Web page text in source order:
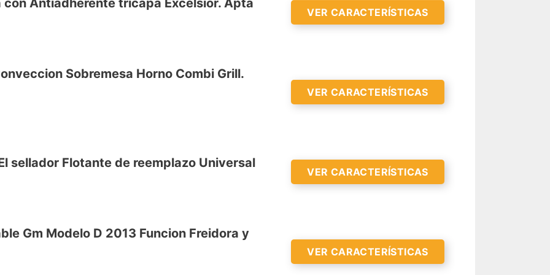
los tejidos grasos y permite cocinar
VER CARACTERÍSTICAS
ACCESORIO CUBETA EXCELSIOR
VER CARACTERÍSTICAS >
Sobremesa Horno Combi Grill.
VER CARACTERÍSTICAS
hierve, asa, cuece, hornea, descongela,
con menos grasas saturadas.
o saltear.
regulable hasta 250ºC. Cocina de
sellador Flotante de reemplazo Universal
VER CARACTERÍSTICAS
BPA FREE, sin sustancias
familias
Gm Modelo D 2013 Funcion Freidora y
VER CARACTERÍSTICAS